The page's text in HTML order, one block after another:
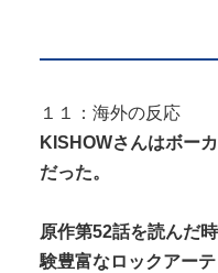
１１：海外の反応
KISHOWさんはボー
だった。
原作第52話を読んだ
験豊富なロックアー